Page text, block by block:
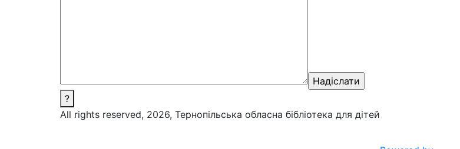
?
All rights reserved, 2026, Тернопільська обласна бібліотека для дітей